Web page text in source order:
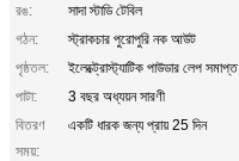
রঙ:
সাদা স্টাডি টেবিল
গঠন:
স্ট্রাকচার পুরোপুরি নক আউট
পৃষ্ঠতল:
ইলেক্ট্রোস্ট্যাটিক পাউডার লেপ সমাপ্ত
পাটা:
3 বছর অধ্যয়ন সারণী
বিতরণ
সময়:
একটি ধারক জন্য প্রায় 25 দিন